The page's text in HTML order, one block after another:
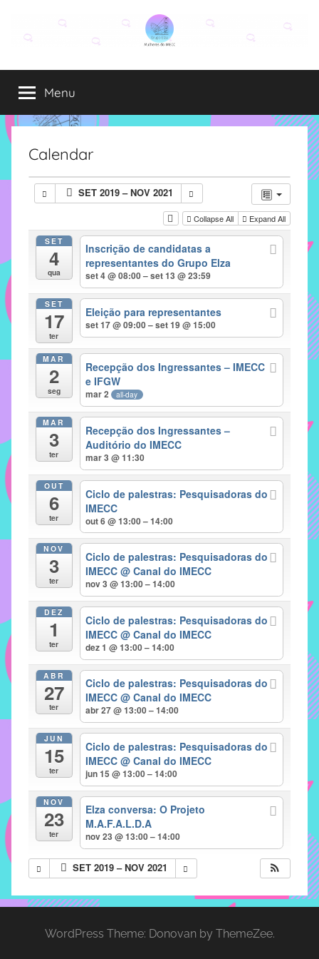
conteúdo
Grupo
Elza
Elza
é
formado
alunas,
funcionárias
IMECC
como
atribuição
implementar
mecanismos
proporcionem
fortalecimento
sociais
profissionais
alunos,
professores
pacificadoras
problemas
verificados
instituto,
para
prevenção
Menu
Calendar
SET 2019 – NOV 2021
Collapse All Expand All
SET
4
qua
Inscrição de candidatas a
representantes do Grupo Elza
set 4 @ 08:00 – set 13 @ 23:59
SET
17
ter
Eleição para representantes
set 17 @ 09:00 – set 19 @ 15:00
MAR
2
seg
Recepção dos Ingressantes – IMECC
e IFGW
mar 2 all-day
MAR
3
ter
Recepção dos Ingressantes –
Auditório do IMECC
mar 3 @ 11:30
OUT
6
ter
Ciclo de palestras: Pesquisadoras do
IMECC
out 6 @ 13:00 – 14:00
NOV
3
ter
Ciclo de palestras: Pesquisadoras do
IMECC@ Canal do IMECC
nov 3 @ 13:00 – 14:00
DEZ
1
ter
Ciclo de palestras: Pesquisadoras do
IMECC@ Canal do IMECC
dez 1 @ 13:00 – 14:00
ABR
27
ter
Ciclo de palestras: Pesquisadoras do
IMECC@ Canal do IMECC
abr 27 @ 13:00 – 14:00
JUN
15
ter
Ciclo de palestras: Pesquisadoras do
IMECC@ Canal do IMECC
jun 15 @ 13:00 – 14:00
NOV
23
ter
Elza conversa: O Projeto
M.A.F.A.L.D.A
nov 23 @ 13:00 – 14:00
SET 2019 – NOV 2021
WordPress Theme: Donovan by ThemeZee.